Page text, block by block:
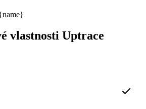
vlastnosti Uptrace